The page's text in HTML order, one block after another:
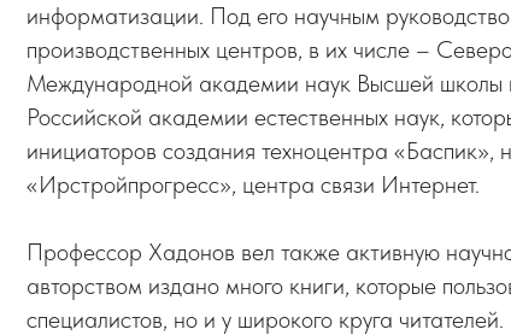
информатизации. Под его научным
производственных центров, в их числе –
Международной академии наук Высшей
Российской академии естественных наук,
инициаторов создания техноцентра «Баспик»,
«Ирстройпрогресс», центра связи Интернет.
Профессор Хадонов вел также активную
авторством издано много книги, которые
специалистов, но и у широкого круга